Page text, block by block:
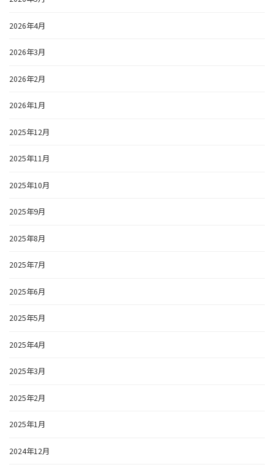
2026年4月
2026年3月
2026年2月
2026年1月
2025年12月
2025年11月
2025年10月
2025年9月
2025年8月
2025年7月
2025年6月
2025年5月
2025年4月
2025年3月
2025年2月
2025年1月
2024年12月